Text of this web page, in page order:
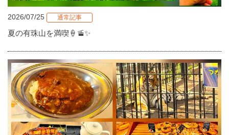
2026/07/25 通常記事
夏の有珠山を満喫🍦🚡✨